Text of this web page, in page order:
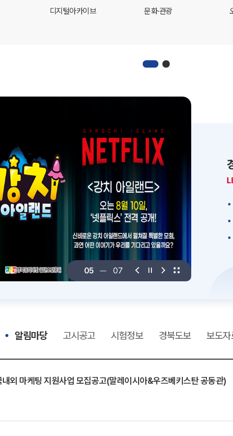
디지털아카이브 문화·관광
06 07
알림마당 고시공고 시험정보 경북도보 보도
외 마케팅 지원사업 모집공고(말레이시아&우즈베키스탄 공동관)